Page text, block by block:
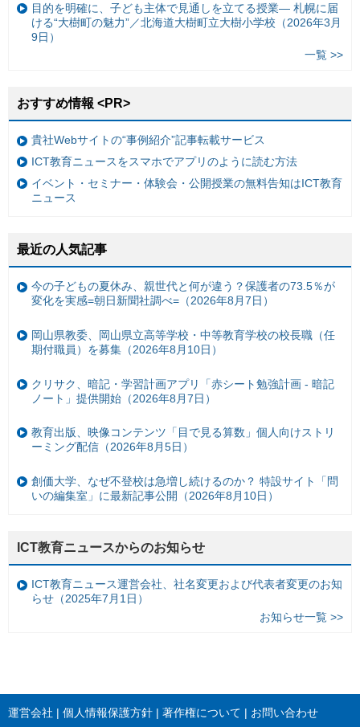
目的を明確に、子ども主体で見通しを立てる授業— 札幌に届
ける“大樹町の魅力”／北海道大樹町立大樹小学校（2026年3月
9日）
一覧 >>
おすすめ情報 <PR>
貴社Webサイトの“事例紹介”記事転載サービス
ICT教育ニュースをスマホでアプリのように読む方法
イベント・セミナー・体験会・公開授業の無料告知はICT教育
ニュース
最近の人気記事
今の子どもの夏休み、親世代と何が違う？保護者の73.5％が
変化を実感=朝日新聞社調べ=（2026年8月7日）
岡山県教委、岡山県立高等学校・中等教育学校の校長職（任
期付職員）を募集（2026年8月10日）
クリサク、暗記・学習計画アプリ「赤シート勉強計画 - 暗記
ノート」提供開始（2026年8月7日）
教育出版、映像コンテンツ「目で見る算数」個人向けストリ
ーミング配信（2026年8月5日）
創価大学、なぜ不登校は急増し続けるのか？ 特設サイト「問
いの編集室」に最新記事公開（2026年8月10日）
ICT教育ニュースからのお知らせ
ICT教育ニュース運営会社、社名変更および代表者変更のお知
らせ（2025年7月1日）
お知らせ一覧 >>
運営会社 個人情報保護方針 著作権について お問い合わせ